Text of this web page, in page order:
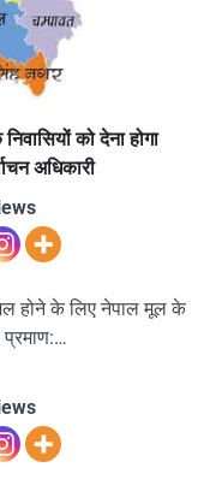
को देना होगा
अधिकारी
होने के लिए नेपाल मूल के
प्रमाण:…